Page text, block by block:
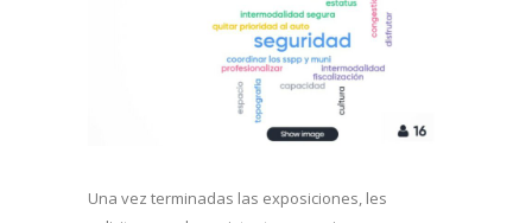
Una vez terminadas las exposiciones, les